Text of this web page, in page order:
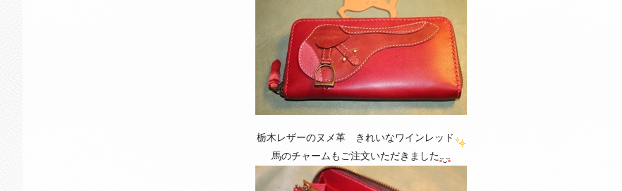
栃木レザーのヌメ革 きれいなワインレッド
馬のチャームもご注文いただきました